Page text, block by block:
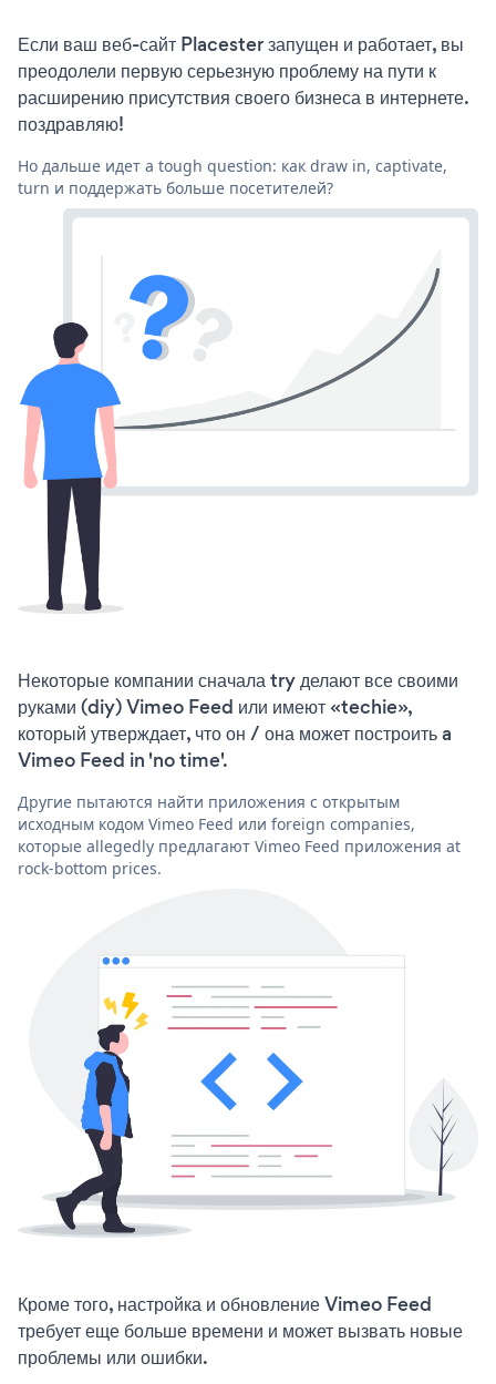
Если ваш веб-сайт Placester запущен и работает, вы
преодолели первую серьезную проблему на пути к
расширению присутствия своего бизнеса в интернете.
поздравляю!
Но дальше идет a tough question: как draw in, captivate,
turn и поддержать больше посетителей?
Некоторые компании сначала try делают все своими
руками (diy) Vimeo Feed или имеют «techie»,
который утверждает, что он / она может построить a
Vimeo Feed in 'no time'.
Другие пытаются найти приложения с открытым
исходным кодом Vimeo Feed или foreign companies,
которые allegedly предлагают Vimeo Feed приложения at
rock-bottom prices.
Кроме того, настройка и обновление Vimeo Feed
требует еще больше времени и может вызвать новые
проблемы или ошибки.